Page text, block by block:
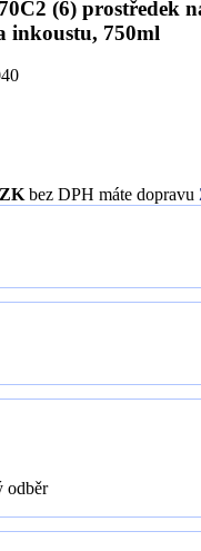
(6) prostředek
inkoustu, 750ml
bez DPH máte dopravu
odběr